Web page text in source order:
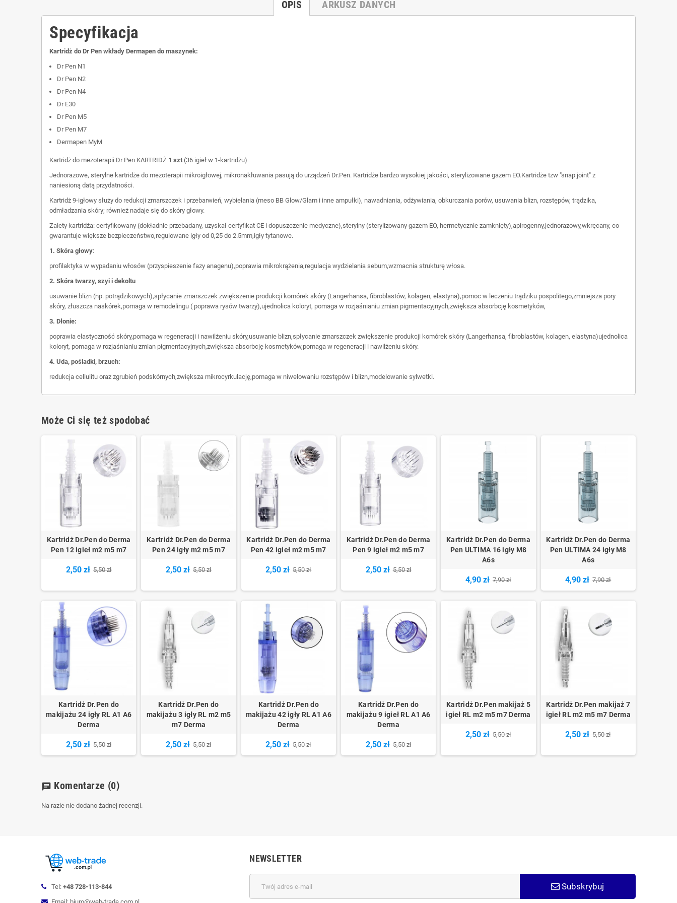
OPIS ARKUSZ DANYCH
Specyfikacja
Kartridż do Dr Pen wkłady Dermapen do maszynek:
Dr Pen N1
Dr Pen N2
Dr Pen N4
Dr E30
Dr Pen M5
Dr Pen M7
Dermapen MyM
Kartridż do mezoterapii Dr Pen KARTRIDŻ 1 szt (36 igieł w 1-kartridżu)
Jednorazowe, sterylne kartridże do mezoterapii mikroigłowej, mikronakłuwania pasują do urządzeń Dr.Pen. Kartridże bardzo wysokiej jakości, sterylizowane gazem EO.Kartridże tzw "snap joint" z
naniesioną datą przydatności.
Kartridż 9-igłowy służy do redukcji zmarszczek i przebarwień, wybielania (meso BB Glow/Glam i inne ampułki), nawadniania, odżywiania, obkurczania porów, usuwania blizn, rozstępów, trądzika,
odmładzania skóry; również nadaje się do skóry głowy.
Zalety kartridża: certyfikowany (dokładnie przebadany, uzyskał certyfikat CE i dopuszczenie medyczne),sterylny (sterylizowany gazem EO, hermetycznie zamknięty),apirogenny,jednorazowy,wkręcany, co
gwarantuje większe bezpieczeństwo,regulowane igły od 0,25 do 2.5mm,igły tytanowe.
1. Skóra głowy:
profilaktyka w wypadaniu włosów (przyspieszenie fazy anagenu),poprawia mikrokrążenia,regulacja wydzielania sebum,wzmacnia strukturę włosa.
2. Skóra twarzy, szyi i dekoltu
usuwanie blizn (np. potrądzikowych),spłycanie zmarszczek zwiększenie produkcji komórek skóry (Langerhansa, fibroblastów, kolagen, elastyna),pomoc w leczeniu trądziku pospolitego,zmniejsza pory
skóry, złuszcza naskórek,pomaga w remodelingu ( poprawa rysów twarzy),ujednolica koloryt, pomaga w rozjaśnianiu zmian pigmentacyjnych,zwiększa absorbcję kosmetyków,
3. Dłonie:
poprawia elastyczność skóry,pomaga w regeneracji i nawilżeniu skóry,usuwanie blizn,spłycanie zmarszczek zwiększenie produkcji komórek skóry (Langerhansa, fibroblastów, kolagen, elastyna)ujednolica
koloryt, pomaga w rozjaśnianiu zmian pigmentacyjnych,zwiększa absorbcję kosmetyków,pomaga w regeneracji i nawilżeniu skóry.
4. Uda, pośladki, brzuch:
redukcja cellulitu oraz zgrubień podskórnych,zwiększa mikrocyrkulację,pomaga w niwelowaniu rozstępów i blizn,modelowanie sylwetki.
Może Ci się też spodobać
Kartridż Dr.Pen do Derma
Pen 12 igieł m2 m5 m7
2,50 zł 5,50 zł
Kartridż Dr.Pen do Derma
Pen 24 igły m2 m5 m7
2,50 zł 5,50 zł
Kartridż Dr.Pen do Derma
Pen 42 igieł m2 m5 m7
2,50 zł 5,50 zł
Kartridż Dr.Pen do Derma
Pen 9 igieł m2 m5 m7
2,50 zł 5,50 zł
Kartridż Dr.Pen do Derma
Pen ULTIMA 16 igły M8
A6s
4,90 zł 7,90 zł
Kartridż Dr.Pen do Derma
Pen ULTIMA 24 igły M8
A6s
4,90 zł 7,90 zł
Kartridż Dr.Pen do
makijażu 24 igły RL A1 A6
Derma
2,50 zł 5,50 zł
Kartridż Dr.Pen do
makijażu 3 igły RL m2 m5
m7 Derma
2,50 zł 5,50 zł
Kartridż Dr.Pen do
makijażu 42 igły RL A1 A6
Derma
2,50 zł 5,50 zł
Kartridż Dr.Pen do
makijażu 9 igieł RL A1 A6
Derma
2,50 zł 5,50 zł
Kartridż Dr.Pen makijaż 5
igieł RL m2 m5 m7 Derma
2,50 zł 5,50 zł
Kartridż Dr.Pen makijaż 7
igieł RL m2 m5 m7 Derma
2,50 zł 5,50 zł
chat Komentarze (0)
Na razie nie dodano żadnej recenzji.
Tel: +48 728-113-844
NEWSLETTER
Subskrybuj